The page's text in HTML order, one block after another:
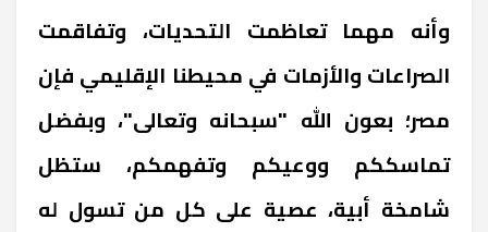
وأنه مهما تعاظمت التحديات، وتفاقمت
الصراعات والأزمات في محيطنا الإقليمي فإن
مصر؛ بعون الله "سبحانه وتعالى"، وبفضل
تماسككم ووعيكم وتفهمكم، ستظل
شامخة أبية، عصية على كل من تسول له